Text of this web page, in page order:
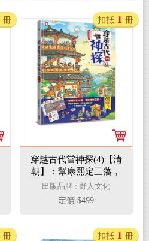
冊
穿越古代當神探(4)【清
朝】：幫康熙定三藩，
幫乾隆除惡霸，9個推
理懸案╳23件機密任
務，包你歷史玩上癮
出版品牌 : 野人文化
定價 $499
扣抵 1 冊
冊 扣抵 1 冊